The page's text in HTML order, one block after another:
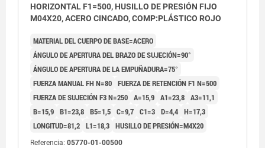
HORIZONTAL F1=500, HUSILLO DE PRESIÓN FIJO
M04X20, ACERO CINCADO, COMP:PLÁSTICO ROJO
MATERIAL DEL CUERPO DE BASE=ACERO
ÁNGULO DE APERTURA DEL BRAZO DE SUJECIÓN=90°
ÁNGULO DE APERTURA DE LA EMPUÑADURA=75°
FUERZA MANUAL FH N=80 FUERZA DE RETENCIÓN F1 N=500
FUERZA DE SUJECIÓN F3 N=250 A=15,9 A1=23,8 A3=11,1
B=15,9 B1=23,8 B5=1,5 C=9,7 C1=3 D=4,4 H=17,3
LONGITUD=81,2 L1=18,3 HUSILLO DE PRESIÓN=M4X20
Referencia: 05770-01-00500